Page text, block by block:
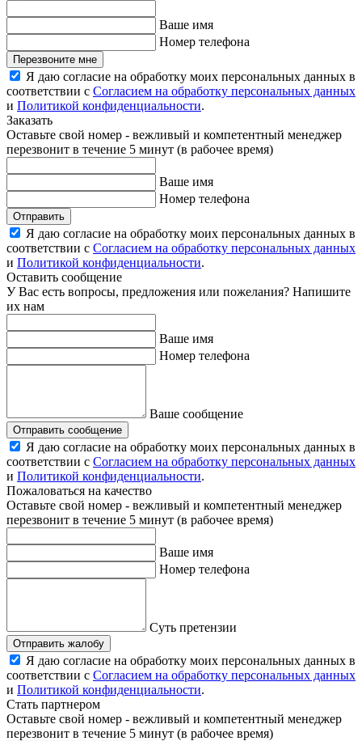
Ваше имя
Номер телефона
Перезвоните мне
Я даю согласие на обработку моих персональных данных в
соответствии с Согласием на обработку персональных данных
и Политикой конфиденциальности.
Заказать
Оставьте свой номер - вежливый и компетентный менеджер
перезвонит в течение 5 минут (в рабочее время)
Ваше имя
Номер телефона
Отправить
Я даю согласие на обработку моих персональных данных в
соответствии с Согласием на обработку персональных данных
и Политикой конфиденциальности.
Оставить сообщение
У Вас есть вопросы, предложения или пожелания? Напишите
их нам
Ваше имя
Номер телефона
Ваше сообщение
Отправить сообщение
Я даю согласие на обработку моих персональных данных в
соответствии с Согласием на обработку персональных данных
и Политикой конфиденциальности.
Пожаловаться на качество
Оставьте свой номер - вежливый и компетентный менеджер
перезвонит в течение 5 минут (в рабочее время)
Ваше имя
Номер телефона
Суть претензии
Отправить жалобу
Я даю согласие на обработку моих персональных данных в
соответствии с Согласием на обработку персональных данных
и Политикой конфиденциальности.
Стать партнером
Оставьте свой номер - вежливый и компетентный менеджер
перезвонит в течение 5 минут (в рабочее время)